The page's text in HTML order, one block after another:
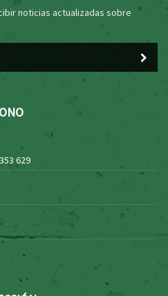
noticias actualizadas sobre
629